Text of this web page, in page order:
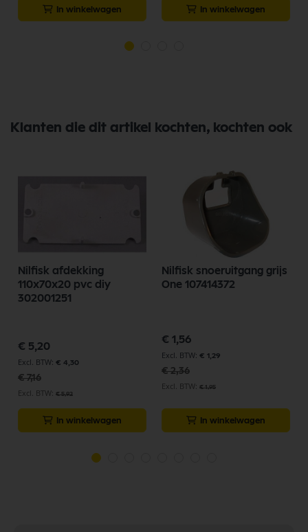
In winkelwagen In winkelwagen
Klanten die dit artikel kochten, kochten ook
Nilfisk afdekking
110x70x20 pvc diy
302001251
Speciale
prijs
€ 5,20
€ 4,30
€ 7,16
€ 5,92
In winkelwagen
Nilfisk snoeruitgang grijs
One 107414372
Speciale
prijs
€ 1,56
€ 1,29
€ 2,36
€ 1,95
In winkelwagen